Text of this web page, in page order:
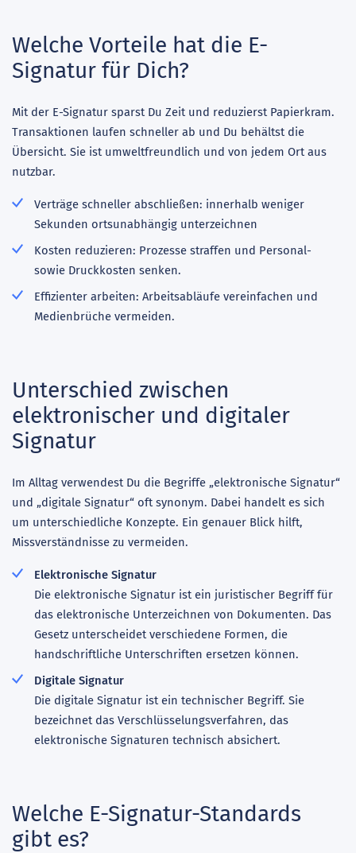
Welche Vorteile hat die E-
Signatur für Dich?
Mit der E-Signatur sparst Du Zeit und reduzierst Papierkram.
Transaktionen laufen schneller ab und Du behältst die
Übersicht. Sie ist umweltfreundlich und von jedem Ort aus
nutzbar.
Verträge schneller abschließen: innerhalb weniger
Sekunden ortsunabhängig unterzeichnen
Kosten reduzieren: Prozesse straffen und Personal-
sowie Druckkosten senken.
Effizienter arbeiten: Arbeitsabläufe vereinfachen und
Medienbrüche vermeiden.
Unterschied zwischen
elektronischer und digitaler
Signatur
Im Alltag verwendest Du die Begriffe „elektronische Signatur“
und „digitale Signatur“ oft synonym. Dabei handelt es sich
um unterschiedliche Konzepte. Ein genauer Blick hilft,
Missverständnisse zu vermeiden.
Elektronische Signatur
Die elektronische Signatur ist ein juristischer Begriff für
das elektronische Unterzeichnen von Dokumenten. Das
Gesetz unterscheidet verschiedene Formen, die
handschriftliche Unterschriften ersetzen können.
Digitale Signatur
Die digitale Signatur ist ein technischer Begriff. Sie
bezeichnet das Verschlüsselungsverfahren, das
elektronische Signaturen technisch absichert.
Welche E-Signatur-Standards
gibt es?